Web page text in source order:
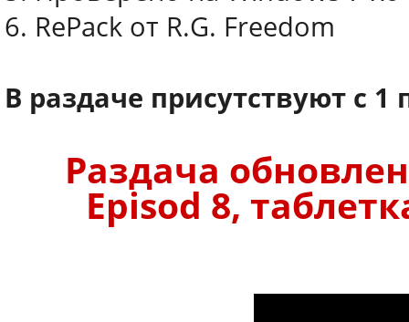
6. RePack от R.G. Freedom
В раздаче присутствуют с 1
Раздача
Episod 8,